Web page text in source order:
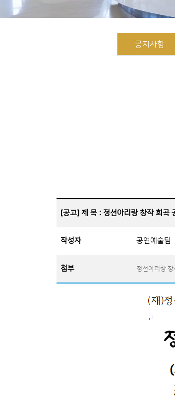
공지사항
[공고] 제 목 : 정선아리랑 창작 희곡
작성자 공연예술팀
첨부 정선아리랑